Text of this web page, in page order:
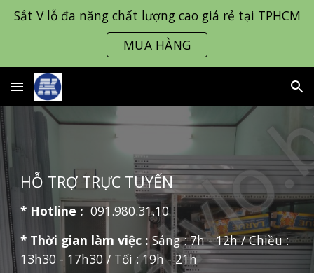
Skip to main content Skip to navigation
Sắt V lỗ đa năng chất lượng cao giá rẻ tại TPHCM
MUA HÀNG
HỖ TRỢ TRỰC TUYẾN
* Hotline :091.980.31.10
* Thời gian làm việc :Sáng : 7h - 12h / Chiều :
13h30 - 17h30 / Tối : 19h - 21h